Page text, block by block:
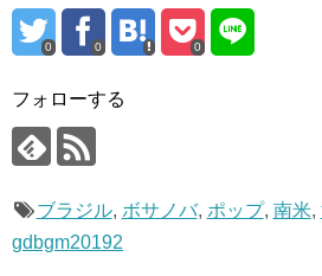
0 0 0
フォローする
ブラジル, ボサノバ, ポップ, 南米,
gdbgm20192